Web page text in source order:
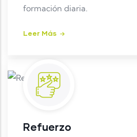
formación diaria.
Leer Más
Refuerzo